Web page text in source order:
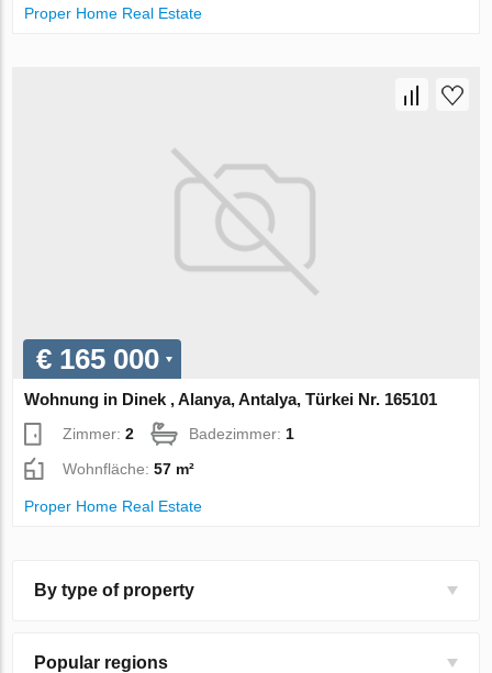
Proper Home Real Estate
€ 165 000
Wohnung in Dinek , Alanya, Antalya, Türkei Nr. 165101
Zimmer:2 Badezimmer: 1
Wohnfläche:57 m²
Proper Home Real Estate
By type of property
Popular regions